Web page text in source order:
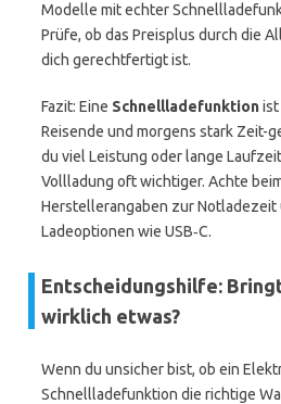
Modelle mit echter
Prüfe, ob das Preisplus durch die
dich gerechtfertigt ist.
Fazit: Eine Schnellladefunktionist
Reisende und morgens stark Zeit-
du viel Leistung oder lange
Vollladung oft wichtiger. Achte
Herstellerangaben zur Notladezeit
Ladeoptionen wie USB‑C.
Entscheidungshilfe:
wirklich etwas?
Wenn du unsicher bist, ob ein
Schnellladefunktion die richtige